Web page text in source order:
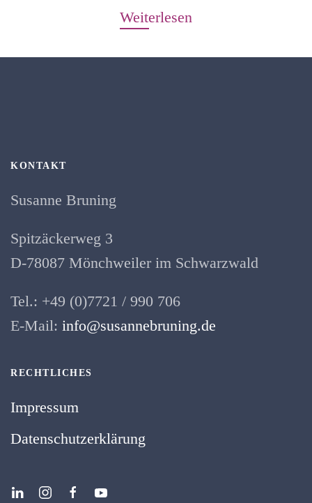
Weiterlesen
KONTAKT
Susanne Bruning
Spitzäckerweg 3
D-78087 Mönchweiler im Schwarzwald
Tel.: +49 (0)7721 / 990 706
E-Mail: info@susannebruning.de
RECHTLICHES
Impressum
Datenschutzerklärung